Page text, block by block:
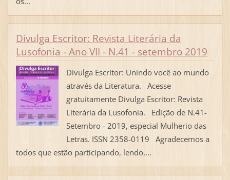
Divulga Escritor: Revista Literária da
Lusofonia - Ano VII - N.41 - setembro 2019
Divulga Escritor: Unindo você ao mundo
através da Literatura. Acesse
gratuitamente Divulga Escritor: Revista
Literária da Lusofonia. Edição de N.41-
Setembro - 2019, especial Mulherio das
Letras. ISSN 2358-0119 Agradecemos a
todos que estão participando, lendo,...